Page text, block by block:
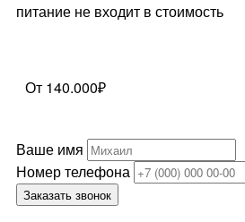
питание не входит в стоимость
От 140.000₽
Ваше имя
Номер телефона
Заказать звонок